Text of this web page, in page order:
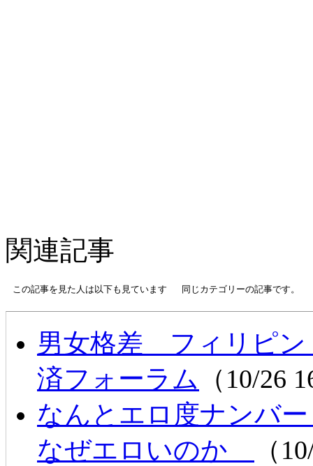
関連記事
この記事を見た人は以下も見ています 同じカテゴリーの記事です。
男女格差 フィリピ
済フォーラム （10/26
なんとエロ度ナンバ
なぜエロいのか
（